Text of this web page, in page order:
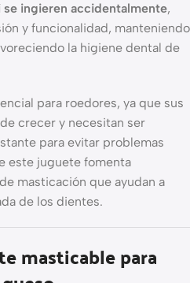
ingieren accidentalmente,
y funcionalidad, manteniendo
la higiene dental de
para roedores, ya que sus
crecer y necesitan ser
para evitar problemas
este juguete fomenta
masticación que ayudan a
de los dientes.
masticable para